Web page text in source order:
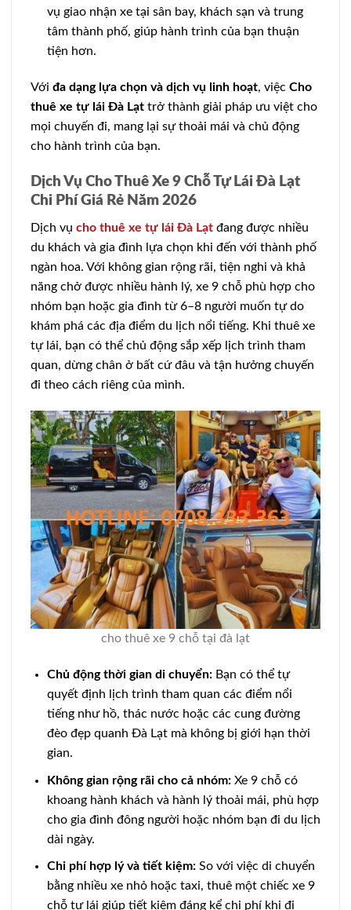
vụ giao nhận xe tại sân bay, khách sạn và trung
tâm thành phố, giúp hành trình của bạn thuận
tiện hơn.
Với đa dạng lựa chọn và dịch vụ linh hoạt, việc Cho
thuê xe tự lái Đà Lạt trở thành giải pháp ưu việt cho
mọi chuyến đi, mang lại sự thoải mái và chủ động
cho hành trình của bạn.
Dịch Vụ Cho Thuê Xe 9 Chỗ Tự Lái Đà Lạt
Chi Phí Giá Rẻ Năm 2026
Dịch vụ cho thuê xe tự lái Đà Lạt đang được nhiều
du khách và gia đình lựa chọn khi đến với thành phố
ngàn hoa. Với không gian rộng rãi, tiện nghi và khả
năng chở được nhiều hành lý, xe 9 chỗ phù hợp cho
nhóm bạn hoặc gia đình từ 6–8 người muốn tự do
khám phá các địa điểm du lịch nổi tiếng. Khi thuê xe
tự lái, bạn có thể chủ động sắp xếp lịch trình tham
quan, dừng chân ở bất cứ đâu và tận hưởng chuyến
đi theo cách riêng của mình.
cho thuê xe 9 chỗ tại đà lạt
Chủ động thời gian di chuyển:Bạn có thể tự
quyết định lịch trình tham quan các điểm nổi
tiếng như hồ, thác nước hoặc các cung đường
đèo đẹp quanh Đà Lạt mà không bị giới hạn thời
gian.
Không gian rộng rãi cho cả nhóm:Xe 9 chỗ có
khoang hành khách và hành lý thoải mái, phù hợp
cho gia đình đông người hoặc nhóm bạn đi du lịch
dài ngày.
Chi phí hợp lý và tiết kiệm:So với việc di chuyển
bằng nhiều xe nhỏ hoặc taxi, thuê một chiếc xe 9
chỗ tự lái giúp tiết kiệm đáng kể chi phí khi đi